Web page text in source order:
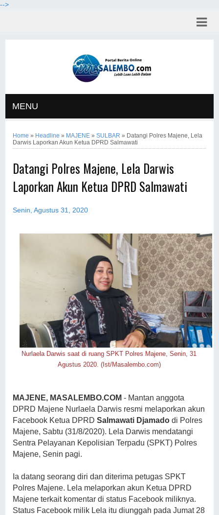
-->
MENU
Home » Headline » MAJENE »SULBAR » Datangi Polres Majene, Lela
Darwis Laporkan Akun Ketua DPRD Salmawati
Datangi Polres Majene, Lela Darwis
Laporkan Akun Ketua DPRD Salmawati
Senin, Agustus 31, 2020
Nurlaela Darwis saat di ruang SPKT Polres Majene, Senin, 31
Agustus 2020. (Ist/Masalembo.com)
MAJENE, MASALEMBO.COM - Mantan anggota
DPRD Majene Nurlaela Darwis resmi melaporkan akun
Facebook Ketua DPRDSalmawati Djamado di Polres
Majene, Sabtu (31/8/2020). Lela Darwis mendatangi
Sentra Pelayanan Kepolisian Terpadu (SPKT) Polres
Majene, Senin pagi.
Ia datang seorang diri dan diterima petugas SPKT
Polres Majene. Lela melaporkan akun Ketua DPRD
Majene terkait komentar di status Facebook miliknya.
Status Facebook milik Lela itu diunggah pada Jumat 28